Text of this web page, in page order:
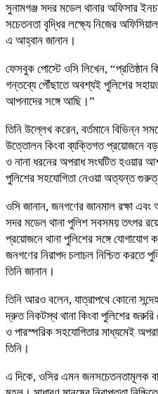
সুনামগঞ্জ সদর মডেল থানার অফিসার
সচেতনতা বৃদ্ধির লক্ষ্যে নিজের
এ আহ্বান জানান।
ফেসবুক পোস্টে ওসি লিখেন, “প্রতিষ্ঠান
গন্তব্যে পৌঁছাতে অবশ্যই পুলিশের
আপনাদের সঙ্গে আছি।”
তিনি উল্লেখ করেন, বর্তমানে বিভিন্ন
উত্তোলন কিংবা ব্যক্তিগত প্রয়োজনে
ও নানা ধরনের অপরাধ সংঘটিত হওয়ার
পুলিশের সহযোগিতা নেওয়া অত্যন্ত
ওসি জানান, জনগণের জানমাল রক্ষা এবং
সদর মডেল থানা পুলিশ সবসময় তৎপর
প্রয়োজনে থানা পুলিশের সঙ্গে যোগাযোগ
জনগণের নিরাপদ চলাচল নিশ্চিত করতে
তিনি জানান।
তিনি আরও বলেন, যাত্রাপথে কোনো
দ্রুত নিকটস্থ থানা কিংবা পুলিশের
ও পারস্পরিক সহযোগিতার মাধ্যমেই
তিনি।
এ দিকে, ওসির এমন জনসচেতনতামূলক